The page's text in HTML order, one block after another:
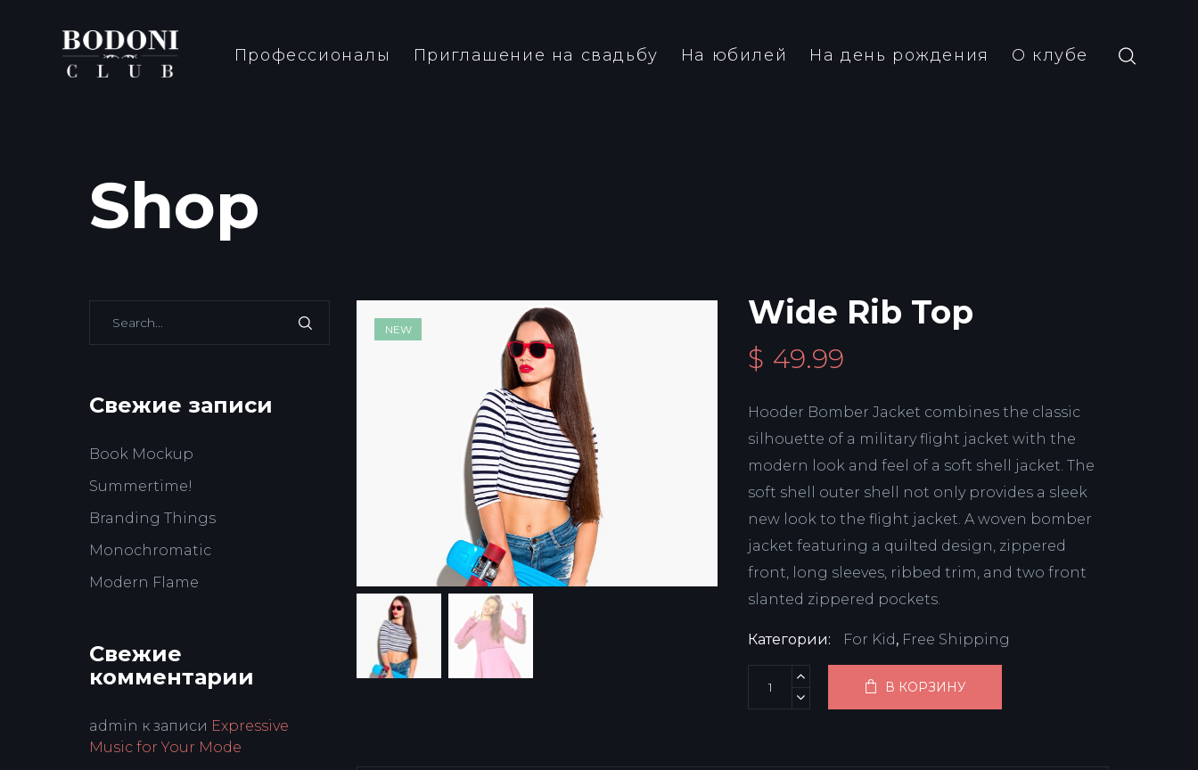
Профессионалы Приглашение на свадьбу На юбилей На день рождения О клубе
Shop
NEW Wide Rib Top
$ 49.99
Hooder Bomber Jacket combines the classic
silhouette of a military flight jacket with the
modern look and feel of a soft shell jacket. The
soft shell outer shell not only provides a sleek
new look to the flight jacket. A woven bomber
jacket featuring a quilted design, zippered
front, long sleeves, ribbed trim, and two front
slanted zippered pockets.
Категории: For Kid, Free Shipping
В КОРЗИНУ
Свежие записи
Book Mockup
Summertime!
Branding Things
Monochromatic
Modern Flame
Свежие
комментарии
admin к записи Expressive
Music for Your Mode